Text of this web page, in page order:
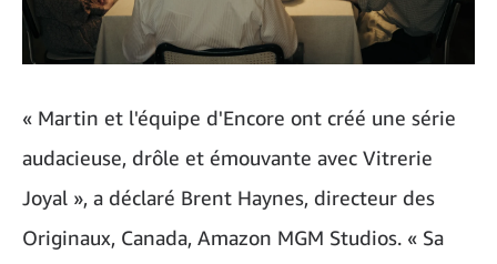
« Martin et l'équipe d'Encore ont créé une série
audacieuse, drôle et émouvante avec Vitrerie
Joyal », a déclaré Brent Haynes, directeur des
Originaux, Canada, Amazon MGM Studios. « Sa